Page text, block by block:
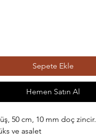
Sepete Ekle
Hemen Satın Al
50 cm, 10 mm doç zincir.
ve asalet